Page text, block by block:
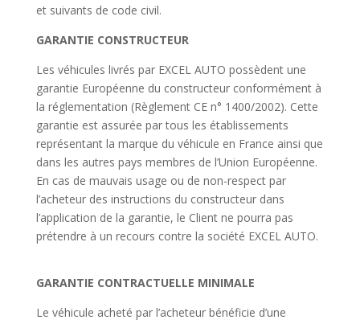
et suivants de code civil.
GARANTIE CONSTRUCTEUR
Les véhicules livrés par EXCEL AUTO possèdent une
garantie Européenne du constructeur conformément à
la réglementation (Règlement CE n° 1400/2002). Cette
garantie est assurée par tous les établissements
représentant la marque du véhicule en France ainsi que
dans les autres pays membres de l’Union Européenne.
En cas de mauvais usage ou de non-respect par
l’acheteur des instructions du constructeur dans
l’application de la garantie, le Client ne pourra pas
prétendre à un recours contre la société EXCEL AUTO.
GARANTIE CONTRACTUELLE MINIMALE
Le véhicule acheté par l’acheteur bénéficie d’une